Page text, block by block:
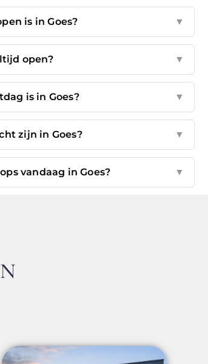
is in Goes? ▼
open? ▼
is in Goes? ▼
zijn in Goes? ▼
vandaag in Goes? ▼